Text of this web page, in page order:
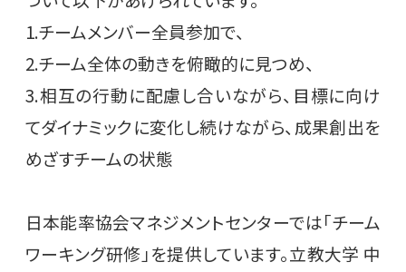
1.チームメンバー全員参加で、
2.チーム全体の動きを俯瞰的に見つめ、
3.相互の行動に配慮し合いながら、目標に向け
てダイナミックに変化し続けながら、成果創出を
めざすチームの状態
日本能率協会マネジメントセンターでは「チーム
ワーキング研修」を提供しています。立教大学 中